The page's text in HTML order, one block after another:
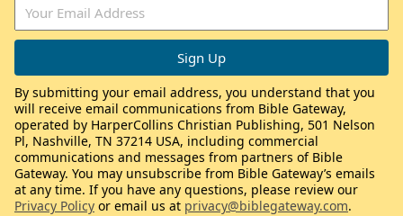
By submitting your email address, you understand that you
will receive email communications from Bible Gateway,
operated by HarperCollins Christian Publishing, 501 Nelson
Pl, Nashville, TN 37214 USA, including commercial
communications and messages from partners of Bible
Gateway. You may unsubscribe from Bible Gateway’s emails
at any time. If you have any questions, please review our
Privacy Policy or email us at privacy@biblegateway.com.